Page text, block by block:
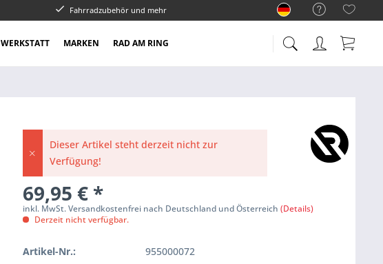
Fahrradzubehör und mehr
WERKSTATT MARKEN RAD AM RING
Dieser Artikel steht derzeit nicht zur
Verfügung!
69,95 € *
inkl. MwSt. Versandkostenfrei nach Deutschland und Österreich(Details)
Derzeit nicht verfügbar.
Artikel-Nr.: 955000072